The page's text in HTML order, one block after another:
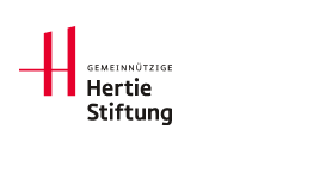
Hertie Stiftung Logo